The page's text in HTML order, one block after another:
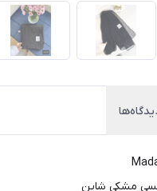
مشکی شاین